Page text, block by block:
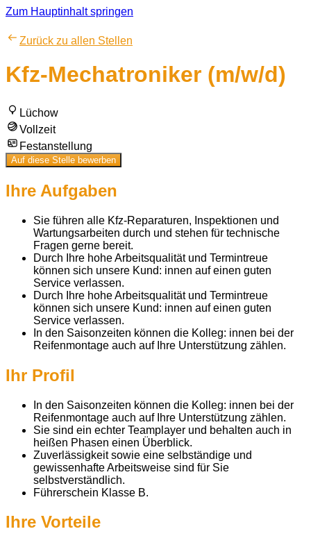
Zum Hauptinhalt springen
Zurück zu allen Stellen
Kfz-Mechatroniker (m/w/d)
Lüchow
Vollzeit
Festanstellung
Auf diese Stelle bewerben
Ihre Aufgaben
Sie führen alle Kfz-Reparaturen, Inspektionen und
Wartungsarbeiten durch und stehen für technische
Fragen gerne bereit.
Durch Ihre hohe Arbeitsqualität und Termintreue
können sich unsere Kund: innen auf einen guten
Service verlassen.
Durch Ihre hohe Arbeitsqualität und Termintreue
können sich unsere Kund: innen auf einen guten
Service verlassen.
In den Saisonzeiten können die Kolleg: innen bei der
Reifenmontage auch auf Ihre Unterstützung zählen.
Ihr Profil
In den Saisonzeiten können die Kolleg: innen bei der
Reifenmontage auch auf Ihre Unterstützung zählen.
Sie sind ein echter Teamplayer und behalten auch in
heißen Phasen einen Überblick.
Zuverlässigkeit sowie eine selbständige und
gewissenhafte Arbeitsweise sind für Sie
selbstverständlich.
Führerschein Klasse B.
Ihre Vorteile